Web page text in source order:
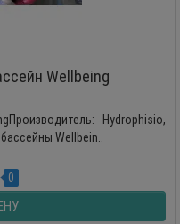
Wellbeing
Hydrophisio,
Wellbein..
0